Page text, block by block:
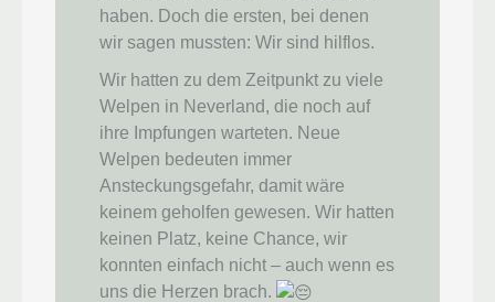
haben. Doch die ersten, bei denen
wir sagen mussten: Wir sind hilflos.
Wir hatten zu dem Zeitpunkt zu viele
Welpen in Neverland, die noch auf
ihre Impfungen warteten. Neue
Welpen bedeuten immer
Ansteckungsgefahr, damit wäre
keinem geholfen gewesen. Wir hatten
keinen Platz, keine Chance, wir
konnten einfach nicht – auch wenn es
uns die Herzen brach.